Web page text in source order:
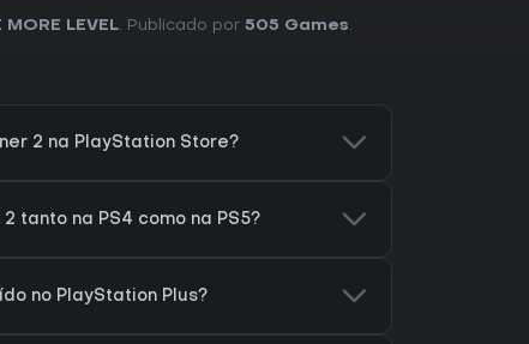
MORE LEVEL. Publicado por 505 Games.
2 na PlayStation Store?
tanto na PS4 como na PS5?
no PlayStation Plus?